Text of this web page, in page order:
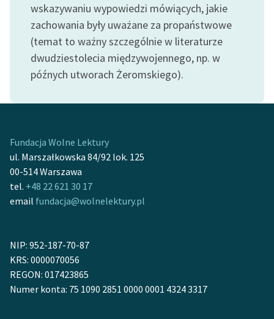
Feministyczne inspiracje.
Popularyzacja
skandynawskiej literatury
feministycznej
Ręce pełne poezji
Kolekcje edukacyjne
lektur szkolnych oraz
Starego Testamentu
Odkurzamy bohaterów
O nas
Kontakt
wskazywaniu wypowiedzi mówiących, jakie
zachowania były uważane za propaństwowe
(temat to ważny szczególnie w literaturze
dwudziestolecia międzywojennego, np. w
późnych utworach Żeromskiego).
Fundacja Wolne Lektury
ul. Marszałkowska 84/92 lok. 125
00-514 Warszawa
tel. +48 22 621 30 17
email fundacja@wolnelektury.pl
NIP: 952-187-70-87
KRS: 0000070056
REGON: 017423865
Numer konta: 75 1090 2851 0000 0001 4324 3317